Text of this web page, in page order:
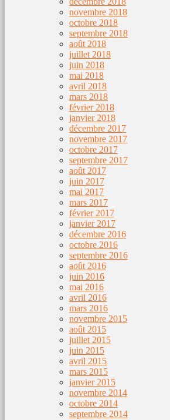
novembre 2018
octobre 2018
septembre 2018
août 2018
juillet 2018
juin 2018
mai 2018
avril 2018
mars 2018
février 2018
janvier 2018
décembre 2017
novembre 2017
octobre 2017
septembre 2017
août 2017
juin 2017
mai 2017
mars 2017
février 2017
janvier 2017
décembre 2016
octobre 2016
septembre 2016
août 2016
juin 2016
mai 2016
avril 2016
mars 2016
novembre 2015
août 2015
juillet 2015
juin 2015
avril 2015
mars 2015
janvier 2015
novembre 2014
octobre 2014
septembre 2014